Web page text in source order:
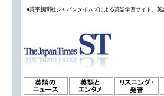
●英字新聞社ジャパンタイムズによる英語学習サイト。